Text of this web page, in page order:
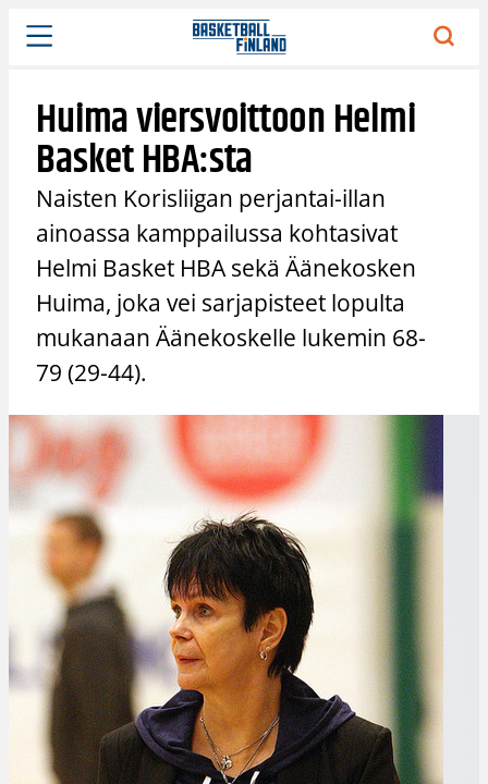
Siirry
sisältöön
Huima viersvoittoon Helmi
Basket HBA:sta
Naisten Korisliigan perjantai-illan
ainoassa kamppailussa kohtasivat
Helmi Basket HBA sekä Äänekosken
Huima, joka vei sarjapisteet lopulta
mukanaan Äänekoskelle lukemin 68-
79 (29-44).